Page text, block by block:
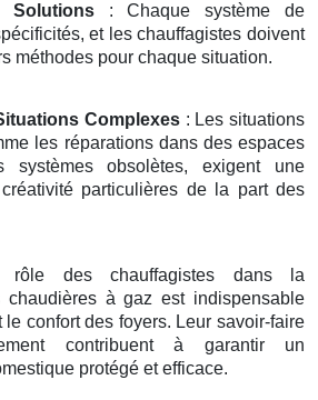
Solutions: Chaque système de
et les chauffagistes doivent
méthodes pour chaque situation.
Complexes : Les situations
les réparations dans des espaces
systèmes obsolètes, exigent une
particulières de la part des
rôle des chauffagistes dans la
chaudières à gaz est indispensable
le confort des foyers. Leur savoir-faire
contribuent à garantir un
protégé et efficace.